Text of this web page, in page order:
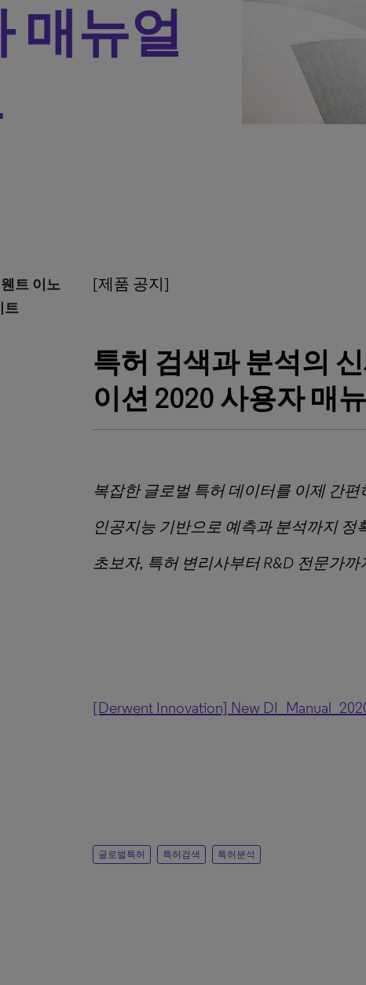
매뉴얼
트 이노
트
[제품 공지]
특허 검색과 분석의
이션 2020 사용자 매
복잡한 글로벌 특허 데이터를 이제 간편
인공지능 기반으로 예측과 분석까지 정
초보자, 특허 변리사부터R&D 전문가까
[Derwent Innovation] New
글로벌특허 특허검색 특허분석